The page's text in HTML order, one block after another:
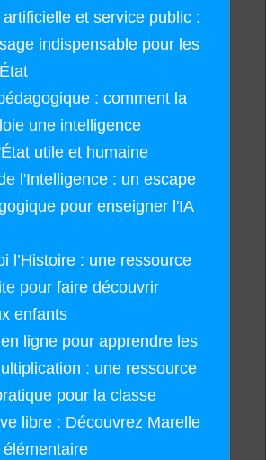
et service public :
indispensable pour les
: comment la
une intelligence
utile et humaine
l'Intelligence : un escape
pour enseigner l'IA
l’Histoire : une ressource
pour faire découvrir
enfants
ligne pour apprendre les
: une ressource
pour la classe
libre : Découvrez Marelle